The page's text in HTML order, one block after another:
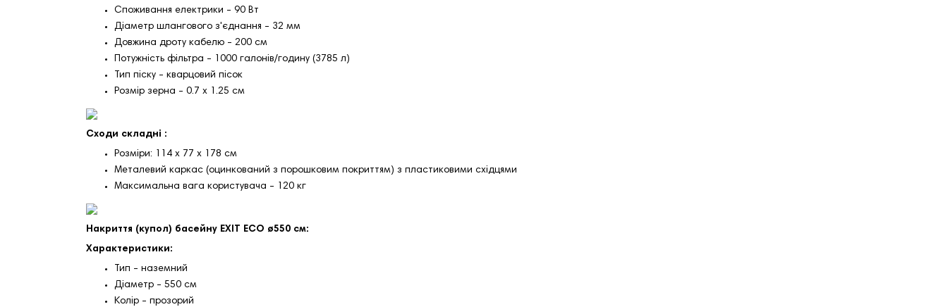
Споживання електрики - 90 Вт
Діаметр шлангового з'єднання - 32 мм
Довжина дроту кабелю - 200 см
Потужність фільтра - 1000 галонів/годину (3785 л)
Тип піску - кварцовий пісок
Розмір зерна - 0.7 х 1.25 см
Сходи складні :
Розміри: 114 х 77 х 178 см
Металевий каркас (оцинкований з порошковим покриттям) з пластиковими східцями
Максимальна вага користувача - 120 кг
Накриття (купол) басейну EXIT ECO ø550 см:
Характеристики:
Тип - наземний
Діаметр - 550 см
Колір - прозорий